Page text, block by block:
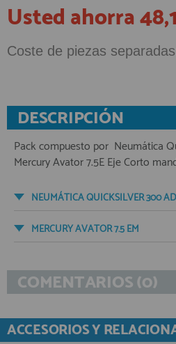
Usted ahorra
Coste de piezas
DESCRIPCIÓN
Pack compuesto por ​ Neumática
Mercury Avator 7.5E Eje Corto
NEUMÁTICA QUICKSILVER 300 AD
MERCURY AVATOR 7.5 EM
COMENTARIOS (0)
ACCESORIOS Y